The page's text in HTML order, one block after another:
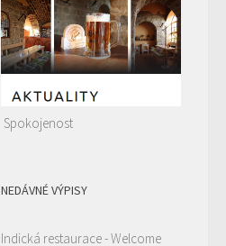
Spokojenost
NEDÁVNÉ VÝPISY
Indická restaurace - Welcome